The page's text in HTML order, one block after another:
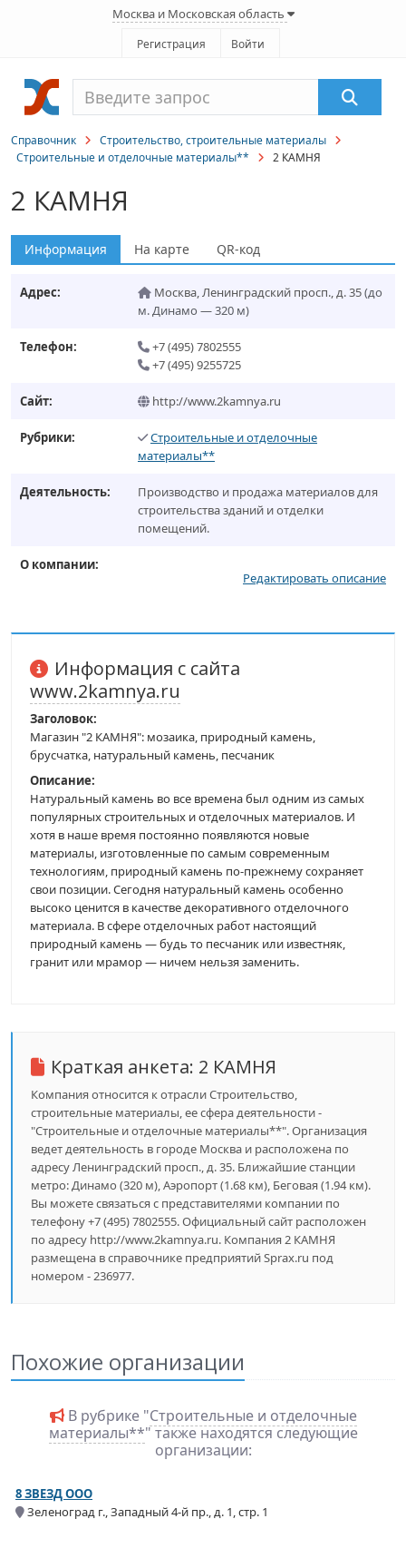
Москва и Московская область
Регистрация Войти
Справочник
Строительство, строительные материалы
Строительные и отделочные материалы**
2 КАМНЯ
2 КАМНЯ
Информация На карте QR-код
Адрес: Москва,Ленинградский просп., д. 35(до
м. Динамо — 320 м)
Телефон:
+7 (495) 7802555
+7 (495) 9255725
Сайт: http://www.2kamnya.ru
Рубрики:
Строительные и отделочные
материалы**
Деятельность:
Производство и продажа материалов для
строительства зданий и отделки
помещений.
О компании:
Редактировать описание
Информация с сайта
www.2kamnya.ru
Заголовок:
Магазин "2 КАМНЯ": мозаика, природный камень,
брусчатка, натуральный камень, песчаник
Описание:
Натуральный камень во все времена был одним из самых
популярных строительных и отделочных материалов. И
хотя в наше время постоянно появляются новые
материалы, изготовленные по самым современным
технологиям, природный камень по-прежнему сохраняет
свои позиции. Сегодня натуральный камень особенно
высоко ценится в качестве декоративного отделочного
материала. В сфере отделочных работ настоящий
природный камень — будь то песчаник или известняк,
гранит или мрамор — ничем нельзя заменить.
Краткая анкета: 2 КАМНЯ
Компания относится к отрасли Строительство,
строительные материалы, ее сфера деятельности -
"Строительные и отделочные материалы**". Организация
ведет деятельность в городе Москва и расположена по
адресу Ленинградский просп., д. 35. Ближайшие станции
метро: Динамо (320 м), Аэропорт (1.68 км), Беговая (1.94 км).
Вы можете связаться с представителями компании по
телефону +7 (495) 7802555. Официальный сайт расположен
по адресу http://www.2kamnya.ru. Компания 2 КАМНЯ
размещена в справочнике предприятий Sprax.ru под
номером - 236977.
Похожие организации
В рубрике "Строительные и отделочные
материалы**" также находятся следующие
организации:
8 ЗВЕЗД ООО
Зеленоград г., Западный 4-й пр., д. 1, стр. 1